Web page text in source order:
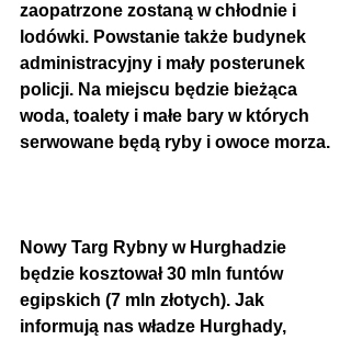
zaopatrzone zostaną w chłodnie i
lodówki. Powstanie także budynek
administracyjny i mały posterunek
policji. Na miejscu będzie bieżąca
woda, toalety i małe bary w których
serwowane będą ryby i owoce morza.
Nowy Targ Rybny w Hurghadzie
będzie kosztował 30 mln funtów
egipskich (7 mln złotych). Jak
informują nas władze Hurghady,